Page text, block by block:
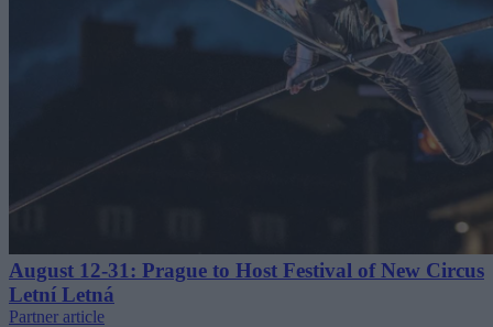
August 12-31: Prague to Host Festival of New Circus
Letní Letná
Partner article